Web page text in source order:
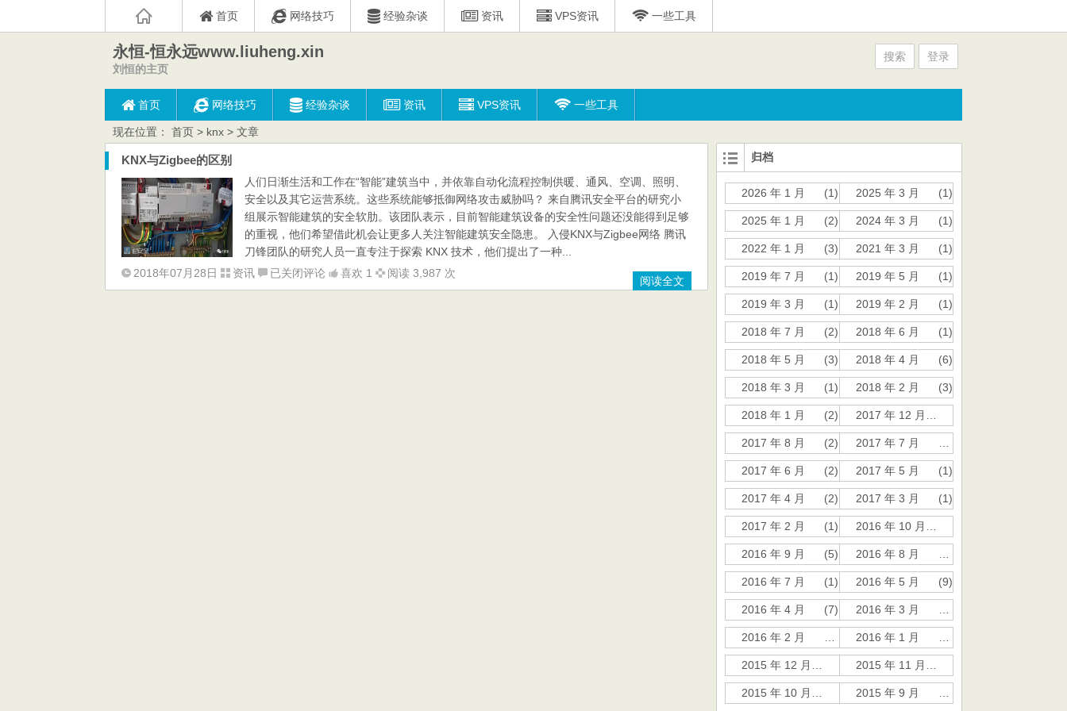
首页 网络技巧 经验杂谈 资讯 VPS资讯 一些工具
永恒-恒永远www.liuheng.xin
刘恒的主页
搜索 登录
首页 网络技巧 经验杂谈 资讯 VPS资讯 一些工具
现在位置： 首页 > knx > 文章
KNX与Zigbee的区别
人们日渐生活和工作在“智能”建筑当中，并依靠自动化流程控制供暖、通风、空调、照明、
安全以及其它运营系统。这些系统能够抵御网络攻击威胁吗？ 来自腾讯安全平台的研究小
组展示智能建筑的安全软肋。该团队表示，目前智能建筑设备的安全性问题还没能得到足够
的重视，他们希望借此机会让更多人关注智能建筑安全隐患。 入侵KNX与Zigbee网络 腾讯
刀锋团队的研究人员一直专注于探索 KNX 技术，他们提出了一种...
2018年07月28日
资讯
KNX
与
已关闭评论 喜欢 1 阅读 3,987 次
阅读全文
归档
2026 年 1 月 (1) 2025 年 3 月 (1)
2025 年 1 月 (2) 2024 年 3 月 (1)
2022 年 1 月 (3) 2021 年 3 月 (1)
2019 年 7 月 (1) 2019 年 5 月 (1)
2019 年 3 月 (1) 2019 年 2 月 (1)
2018 年 7 月 (2) 2018 年 6 月 (1)
2018 年 5 月 (3) 2018 年 4 月 (6)
2018 年 3 月 (1) 2018 年 2 月 (3)
2018 年 1 月 (2)
2017 年 8 月 (2) 2017 年 7 月
2017 年 6 月 (2) 2017 年 5 月 (1)
2017 年 4 月 (2) 2017 年 3 月 (1)
2017 年 2 月 (1)
2016 年 9 月 (5) 2016 年 8 月
2016 年 7 月 (1) 2016 年 5 月 (9)
2016 年 4 月 (7) 2016 年 3 月
2016 年 2 月 2016 年 1 月
2015 年 9 月